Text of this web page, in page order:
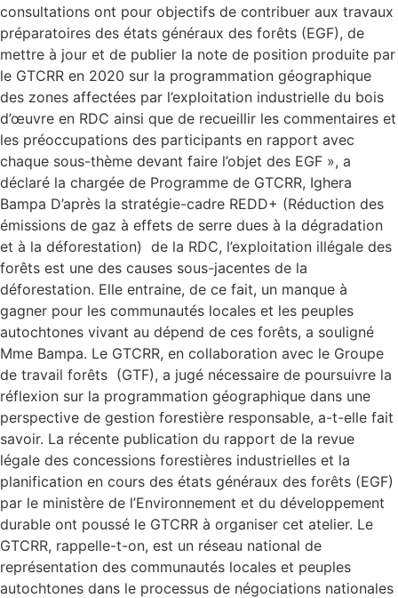
consultations ont pour objectifs de contribuer aux travaux
préparatoires des états généraux des forêts (EGF), de
mettre à jour et de publier la note de position produite par
le GTCRR en 2020 sur la programmation géographique
des zones affectées par l’exploitation industrielle du bois
d’œuvre en RDC ainsi que de recueillir les commentaires et
les préoccupations des participants en rapport avec
chaque sous-thème devant faire l’objet des EGF », a
déclaré la chargée de Programme de GTCRR, Ighera
Bampa D’après la stratégie-cadre REDD+ (Réduction des
émissions de gaz à effets de serre dues à la dégradation
et à la déforestation) de la RDC, l’exploitation illégale des
forêts est une des causes sous-jacentes de la
déforestation. Elle entraine, de ce fait, un manque à
gagner pour les communautés locales et les peuples
autochtones vivant au dépend de ces forêts, a souligné
Mme Bampa. Le GTCRR, en collaboration avec le Groupe
de travail forêts (GTF), a jugé nécessaire de poursuivre la
réflexion sur la programmation géographique dans une
perspective de gestion forestière responsable, a-t-elle fait
savoir. La récente publication du rapport de la revue
légale des concessions forestières industrielles et la
planification en cours des états généraux des forêts (EGF)
par le ministère de l’Environnement et du développement
durable ont poussé le GTCRR à organiser cet atelier. Le
GTCRR, rappelle-t-on, est un réseau national de
représentation des communautés locales et peuples
autochtones dans le processus de négociations nationales